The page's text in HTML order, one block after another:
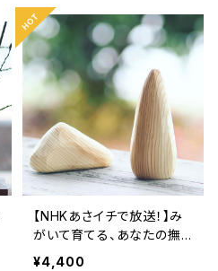
【NHKあさイチで放送！】み
がいて育てる、あなたの撫
で杉キット
¥4,400